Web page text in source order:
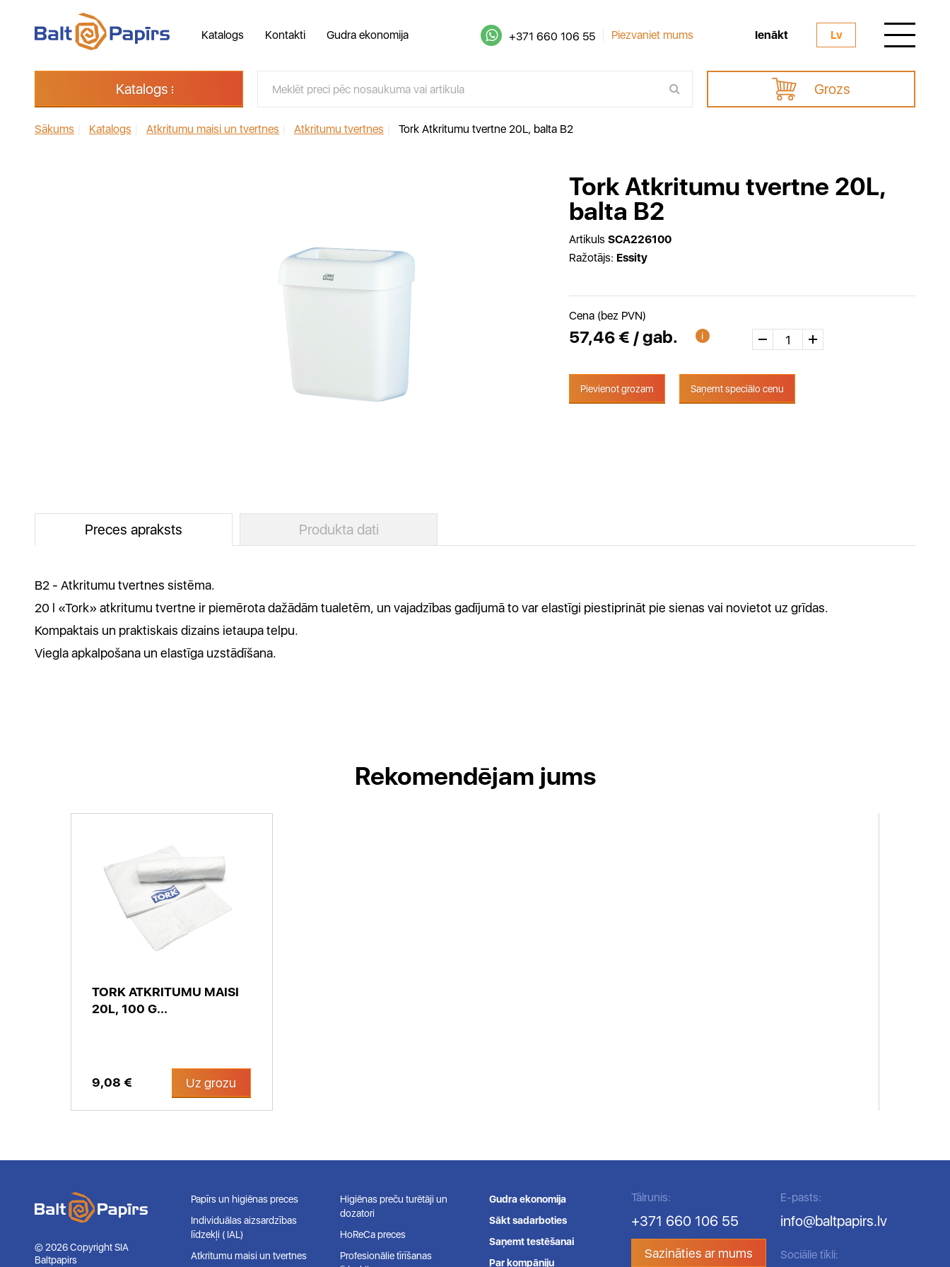
Katalogs Kontakti Gudra ekonomija +371 660 106 55 Piezvaniet mums Ienākt Lv
Katalogs Grozs
Sākums Katalogs Atkritumu maisi un tvertnes Atkritumu tvertnes Tork Atkritumu tvertne 20L, balta B2
Tork Atkritumu tvertne 20L,
balta B2
Artikuls SCA226100
Ražotājs: Essity
Cena (bez PVN)
57,46 € / gab.
Pievienot grozam Saņemt speciālo cenu
Preces apraksts Produkta dati
B2 - Atkritumu tvertnes sistēma.
20 l «Tork» atkritumu tvertne ir piemērota dažādām tualetēm, un vajadzības gadījumā to var elastīgi piestiprināt pie sienas vai novietot uz grīdas.
Kompaktais un praktiskais dizains ietaupa telpu.
Viegla apkalpošana un elastīga uzstādīšana.
Rekomendējam jums
TORK ATKRITUMU MAISI
20L, 100 G...
9,08 € Uz grozu
© 2026 Copyright SIA
Baltpapirs
Papīrs un higiēnas preces
Individuālas aizsardzības
līdzekļi ( IAL)
Atkritumu maisi un tvertnes
Higiēnas preču turētāji un
dozatori
HoReCa preces
Profesionālie tīrīšanas
Gudra ekonomija
Sākt sadarboties
Saņemt testēšanai
Par kompāniju
Tālrunis:
+371 660 106 55
Sazināties ar mums
E-pasts:
info@baltpapirs.lv
Sociālie tīkli: